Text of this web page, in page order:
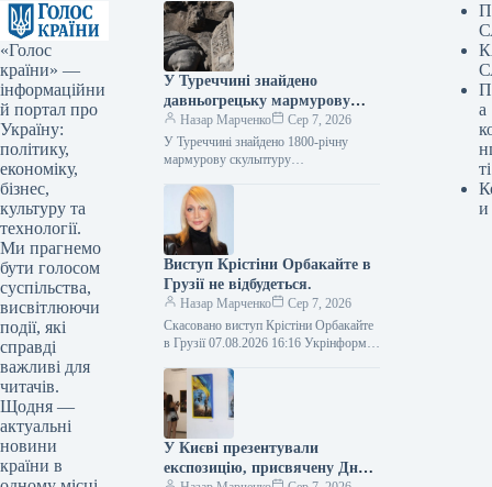
«Голос
країни» —
інформаційни
й портал про
Україну:
політику,
економіку,
бізнес,
культуру та
технології.
Ми прагнемо
бути голосом
суспільства,
висвітлюючи
події, які
справді
важливі для
читачів.
Щодня —
актуальні
новини
країни в
У Туреччині знайдено
давньогрецьку мармурову
статую бога лікування, вік
якої становить 1800 років.
Назар Марченко
Сер 7, 2026
У Туреччині знайдено 1800-річну
мармурову скульптуру
07.08.2026 16:02 Укрінформ У
давньому місті Аспендос,
розташованому в турецькій…
Виступ Крістіни Орбакайте в
Грузії не відбудеться.
Назар Марченко
Сер 7, 2026
Скасовано виступ Крістіни Орбакайте
в Грузії 07.08.2026 16:16 Укрінформ У
запланований виступ російської
артистки Крістіни…
У Києві презентували
експозицію, присвячену Дню
а
ті
и